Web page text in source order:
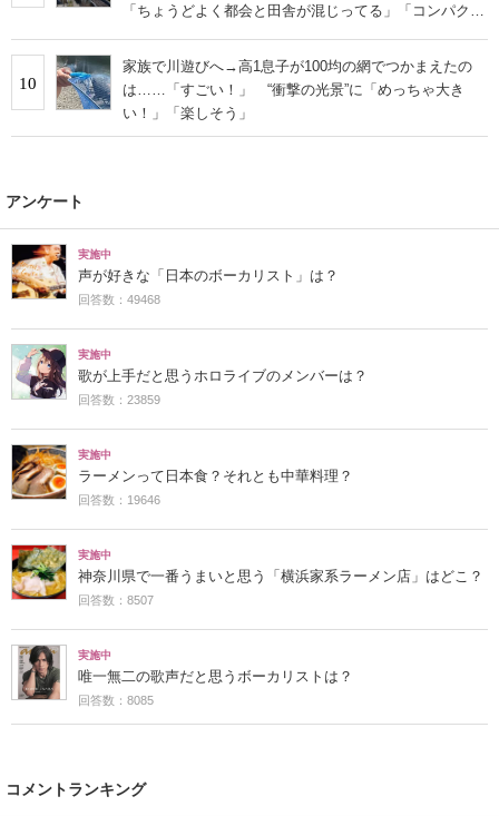
「ちょうどよく都会と田舎が混じってる」「コンパクト
10
家族で川遊びへ→高1息子が100均の網でつかまえたの
は……「すごい！」 “衝撃の光景”に「めっちゃ大き
い！」「楽しそう」
アンケート
実施中
声が好きな「日本のボーカリスト」は？
回答数：49468
実施中
歌が上手だと思うホロライブのメンバーは？
回答数：23859
実施中
ラーメンって日本食？それとも中華料理？
回答数：19646
実施中
神奈川県で一番うまいと思う「横浜家系ラーメン店」はどこ？
回答数：8507
実施中
唯一無二の歌声だと思うボーカリストは？
回答数：8085
コメントランキング